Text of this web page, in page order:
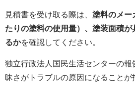
見積書を受け取る際は、 塗料のメー
たりの塗料の使用量）、塗装面積
るかを確認してください。
独立行政法人国民生活センターの
昧さがトラブルの原因になることが